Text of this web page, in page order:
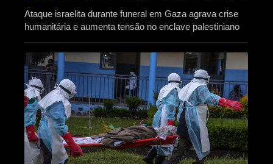
Ataque israelita durante funeral em Gaza agrava crise
humanitária e aumenta tensão no enclave palestiniano